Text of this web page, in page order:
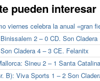
pueden interesar
viernes celebra la anual «gran
2 – 0 CD. Son Cladera
Cladera 4 – 3 CE. Felanitx
Sineu 2 – 1 Santa
B): Viva Sports 1 – 2 Son